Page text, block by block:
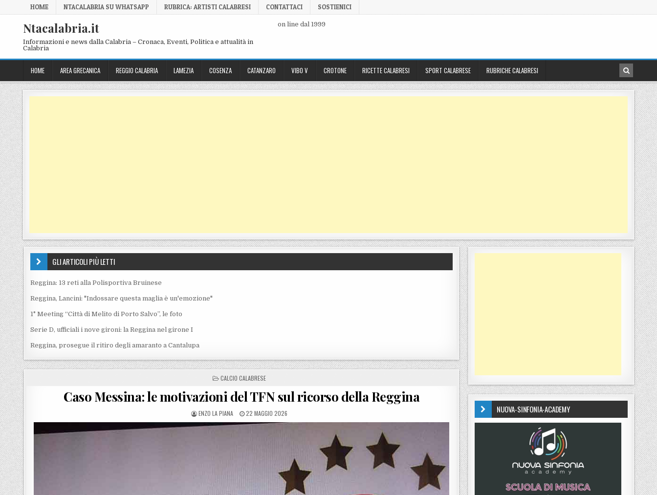
Skip to content
HOME NTACALABRIA SU WHATSAPP RUBRICA: ARTISTI CALABRESI CONTATTACI SOSTIENICI
Ntacalabria.it
Informazioni e news dalla Calabria – Cronaca, Eventi, Politica e attualità in
Calabria
on line dal 1999
HOME AREA GRECANICA REGGIO CALABRIA LAMEZIA COSENZA CATANZARO VIBO V CROTONE RICETTE CALABRESI SPORT CALABRESE RUBRICHE CALABRESI
GLI ARTICOLI PIÙ LETTI
Reggina: 13 reti alla Polisportiva Bruinese
Reggina, Lancini: "Indossare questa maglia è un'emozione"
1° Meeting “Città di Melito di Porto Salvo”, le foto
Serie D, ufficiali i nove gironi: la Reggina nel girone I
Reggina, prosegue il ritiro degli amaranto a Cantalupa
POSTED IN
CALCIO CALABRESE
Caso Messina: le motivazioni del TFN sul ricorso della Reggina
POSTED BY
ENZO LA PIANA POSTED ON
22 MAGGIO 2026 NUOVA-SINFONIA-ACADEMY